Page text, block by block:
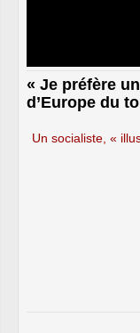
« Je préfère
d’Europe du
Un socialiste, «